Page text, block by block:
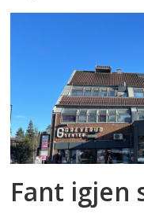
Fant igjen